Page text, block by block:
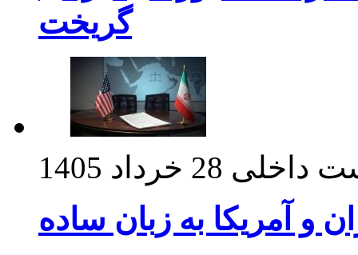
گریخت
داخلی 28 خرداد 1405
و آمریکا به زبان ساده